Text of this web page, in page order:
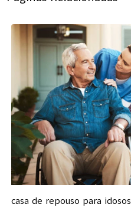
casa de repouso para idosos